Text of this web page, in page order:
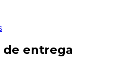
de entrega